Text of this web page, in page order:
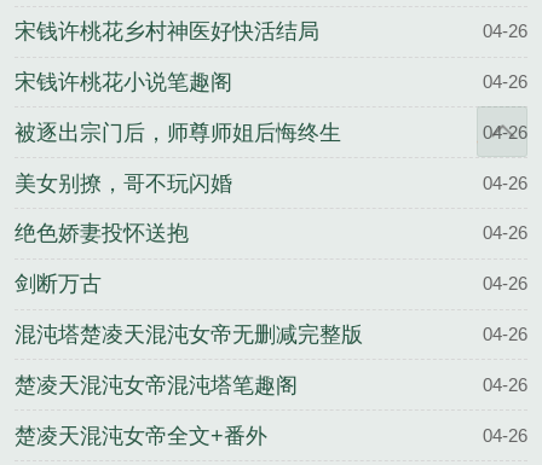
宋钱许桃花乡村神医好快活结局 04-26
宋钱许桃花小说笔趣阁 04-26
被逐出宗门后，师尊师姐后悔终生 04-26
美女别撩，哥不玩闪婚 04-26
绝色娇妻投怀送抱 04-26
剑断万古 04-26
混沌塔楚凌天混沌女帝无删减完整版 04-26
楚凌天混沌女帝混沌塔笔趣阁 04-26
楚凌天混沌女帝全文+番外 04-26